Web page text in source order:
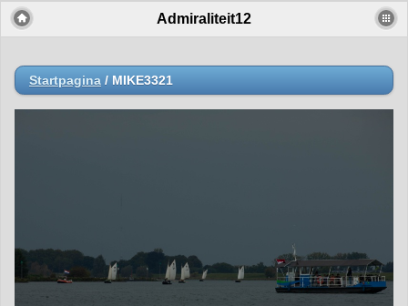
Admiraliteit12
Startpagina / MIKE3321